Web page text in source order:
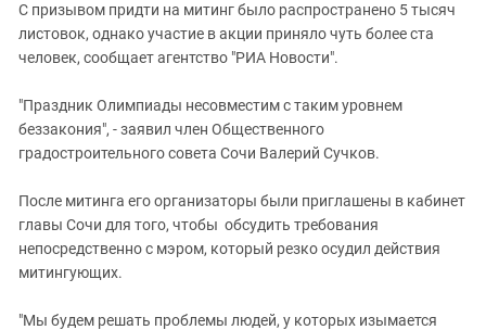
Российская Федерация
Ростовская область
СКФО
Ставропольский край
Южная Осетия
Южный Кавказ
С призывом придти на митинг было распространено 5 тысяч
листовок, однако участие в акции приняло чуть более ста
человек, сообщает агентство "РИА Новости".
"Праздник Олимпиады несовместим с таким уровнем
беззакония", - заявил член Общественного
градостроительного совета Сочи Валерий Сучков.
После митинга его организаторы были приглашены в кабинет
главы Сочи для того, чтобы обсудить требования
непосредственно с мэром, который резко осудил действия
митингующих.
"Мы будем решать проблемы людей, у которых изымается